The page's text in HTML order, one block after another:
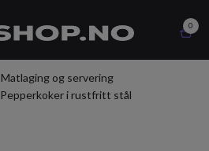
0
Matlaging og servering
Pepperkoker i rustfritt stål